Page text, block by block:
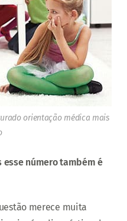
orientação médica mais
esse número também é
merece muita